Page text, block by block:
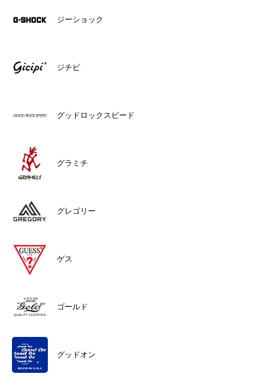
ジーショック
ジチピ
グッドロックスピード
グラミチ
グレゴリー
ゲス
ゴールド
グッドオン